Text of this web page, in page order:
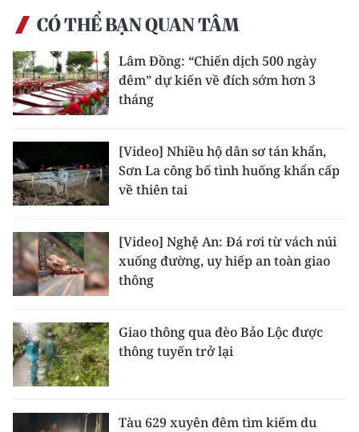
Đồng bằng sông Cửu Long
Chuyên trang Hà Nội
Chuyên trang TP. Hồ Chí Minh
CÁC CHUYÊN TRANG
THỜI NAY
NHÂN DÂN CUỐI TUẦN
NHÂN DÂN HẰNG THÁNG
MUA BÁO
ĐỌC BÁO IN
CÓ THỂ BẠN QUAN TÂM
Lâm Đồng: “Chiến dịch 500 ngày
đêm” dự kiến về đích sớm hơn 3
tháng
[Video] Nhiều hộ dân sơ tán khẩn,
Sơn La công bố tình huống khẩn cấp
về thiên tai
[Video] Nghệ An: Đá rơi từ vách núi
xuống đường, uy hiếp an toàn giao
thông
Giao thông qua đèo Bảo Lộc được
thông tuyến trở lại
Tàu 629 xuyên đêm tìm kiếm du